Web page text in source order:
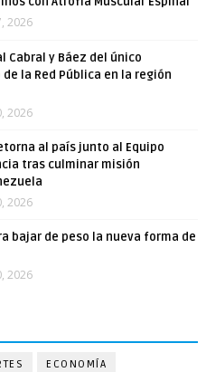
2026
Cabral y Báez del único
la Red Pública en la región
2026
al país junto al Equipo
tras culminar misión
2026
bajar de peso la nueva forma de
2026
ECONOMÍA